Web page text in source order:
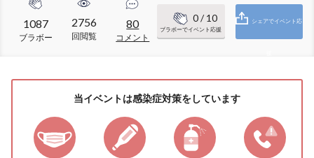
1087
ブラボー
2756
回閲覧
80
コメント
0/ 10
ブラボーでイベント応援
シェアでイベント応
当イベントは感染症対策をしています